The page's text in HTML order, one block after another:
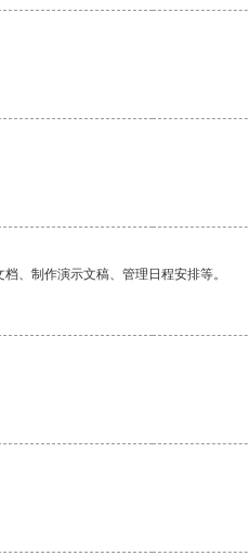
、制作演示文稿、管理日程安排等。